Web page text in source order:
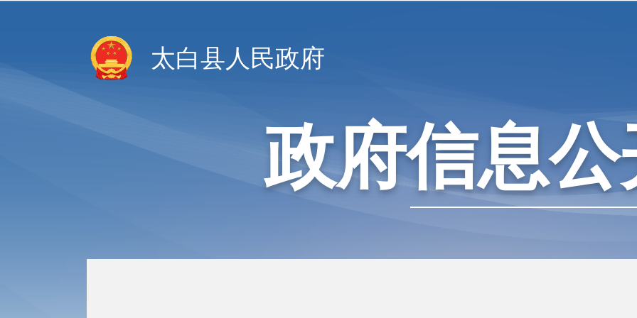
太白县人民政府
政府信息公